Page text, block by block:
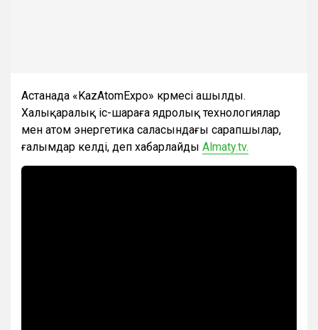
Астанада «KazAtomExpo» көрмесі ашылды.
Халықаралық іс-шараға ядролық технологиялар
мен атом энергетика саласындағы сарапшылар,
ғалымдар келді, деп хабарлайды Almaty.tv.